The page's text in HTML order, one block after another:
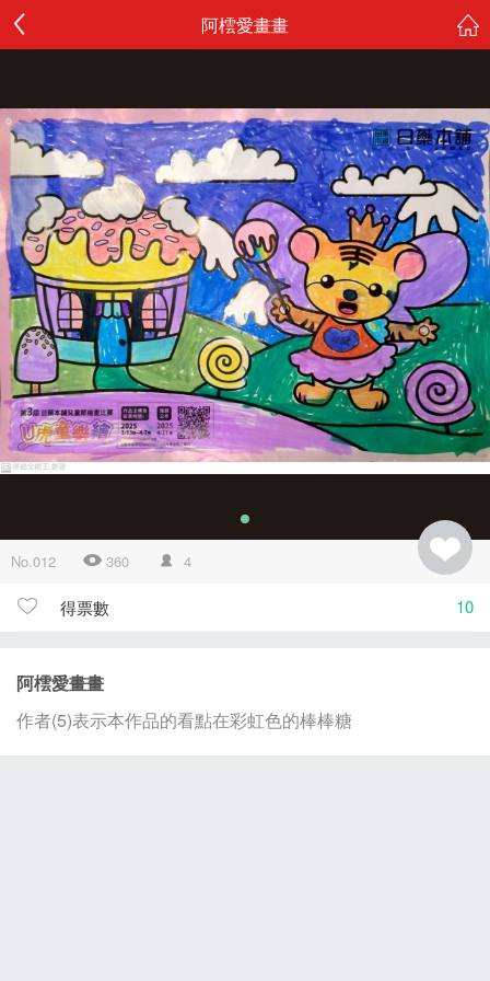
阿橒愛畫畫
No.012 360 4
得票數 10
阿橒愛畫畫
作者(5)表示本作品的看點在彩虹色的棒棒糖